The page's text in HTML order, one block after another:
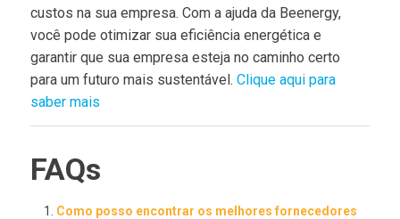
custos na sua empresa. Com a ajuda da Beenergy,
você pode otimizar sua eficiência energética e
garantir que sua empresa esteja no caminho certo
para um futuro mais sustentável. Clique aqui para
saber mais
FAQs
Como posso encontrar os melhores fornecedores